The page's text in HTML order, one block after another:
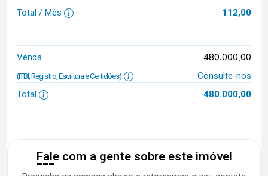
Total / Mês
112,00
Venda 480.000,00
(ITBI, Registro, Escritura e Certidões)
Consulte-nos
Total
480.000,00
Fale com a gente sobre este imóvel